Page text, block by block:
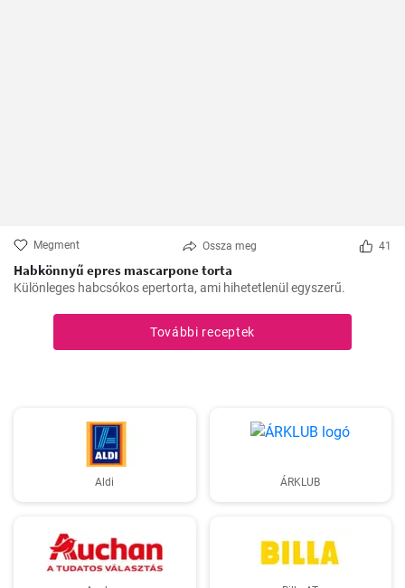
Megment Ossza meg 41
Habkönnyű epres mascarpone torta
Különleges habcsókos epertorta, ami hihetetlenül egyszerű.
További receptek
Aldi ÁRKLUB